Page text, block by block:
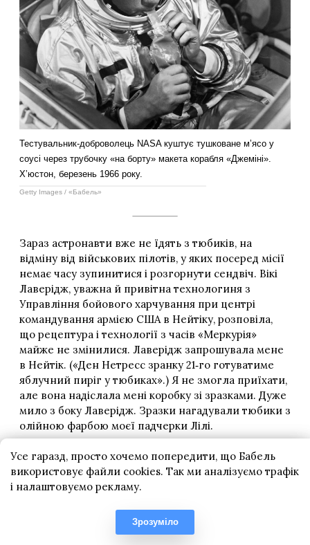
Усе гаразд, просто хочемо попередити, що Бабель
використовує файли cookies. Так ми аналізуємо трафік
і налаштовуємо рекламу.
Зрозуміло